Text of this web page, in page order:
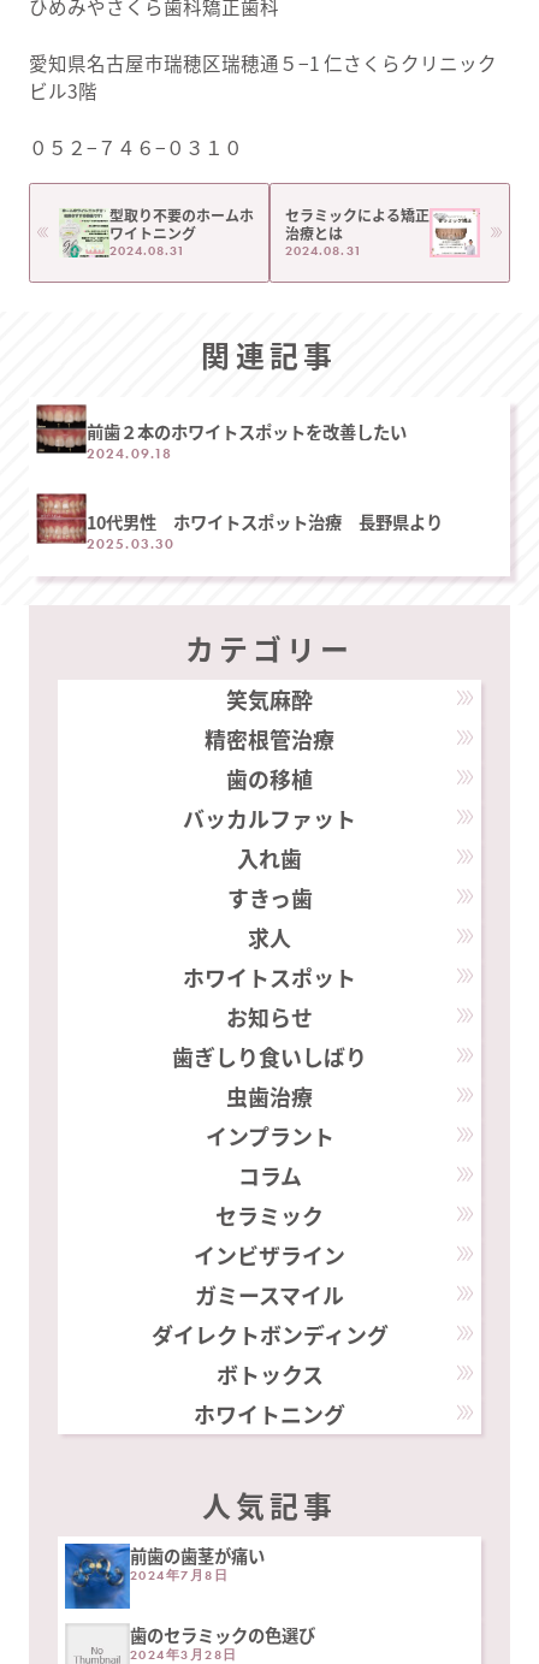
ひめみやさくら歯科矯正歯科
愛知県名古屋市瑞穂区瑞穂通５−1 仁さくらクリニック
ビル3階
０５２−７４６−０３１０
型取り不要のホームホ
ワイトニング
2024.08.31
セラミックによる矯正
治療とは
2024.08.31
関連記事
前歯２本のホワイトスポットを改善したい
2024.09.18
10代男性 ホワイトスポット治療 長野県より
2025.03.30
カテゴリー
笑気麻酔
精密根管治療
歯の移植
バッカルファット
入れ歯
すきっ歯
求人
ホワイトスポット
お知らせ
歯ぎしり食いしばり
虫歯治療
インプラント
コラム
セラミック
インビザライン
ガミースマイル
ダイレクトボンディング
ボトックス
ホワイトニング
人気記事
前歯の歯茎が痛い
2024年7月8日
歯のセラミックの色選び
2024年3月28日